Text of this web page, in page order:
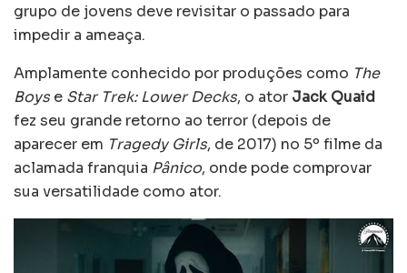
grupo de jovens deve revisitar o passado para
impedir a ameaça.
Amplamente conhecido por produções como The
Boys e Star Trek: Lower Decks, o ator Jack Quaid
fez seu grande retorno ao terror (depois de
aparecer em Tragedy Girls, de 2017) no 5º filme da
aclamada franquia Pânico, onde pode comprovar
sua versatilidade como ator.